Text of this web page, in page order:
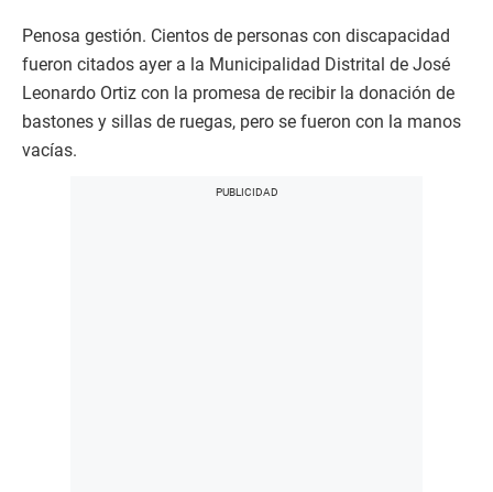
Penosa gestión. Cientos de personas con discapacidad
fueron citados ayer a la Municipalidad Distrital de José
Leonardo Ortiz con la promesa de recibir la donación de
bastones y sillas de ruegas, pero se fueron con la manos
vacías.